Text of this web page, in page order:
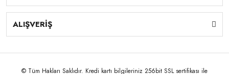
ALIŞVERİŞ
© Tüm Hakları Saklıdır. Kredi kartı bilgileriniz 256bit SSL sertifikası ile